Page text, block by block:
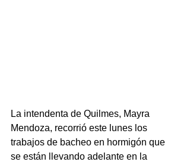
La intendenta de Quilmes, Mayra
Mendoza, recorrió este lunes los
trabajos de bacheo en hormigón que
se están llevando adelante en la